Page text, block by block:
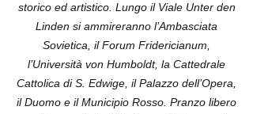
storico ed artistico. Lungo il Viale Unter den
Linden si ammireranno l’Ambasciata
Sovietica, il Forum Fridericianum,
l’Università von Humboldt, la Cattedrale
Cattolica di S. Edwige, il Palazzo dell’Opera,
il Duomo e il Municipio Rosso. Pranzo libero